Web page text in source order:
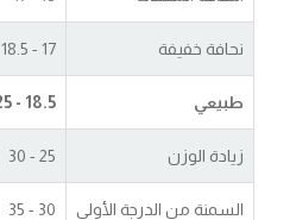
نحافة خفيفة 17 - 18.5
طبيعي 18.5 - 25
زيادة الوزن 25 - 30
السمنة من الدرجة الأولى 30 - 35